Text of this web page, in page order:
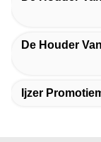
De Houder
Ijzer